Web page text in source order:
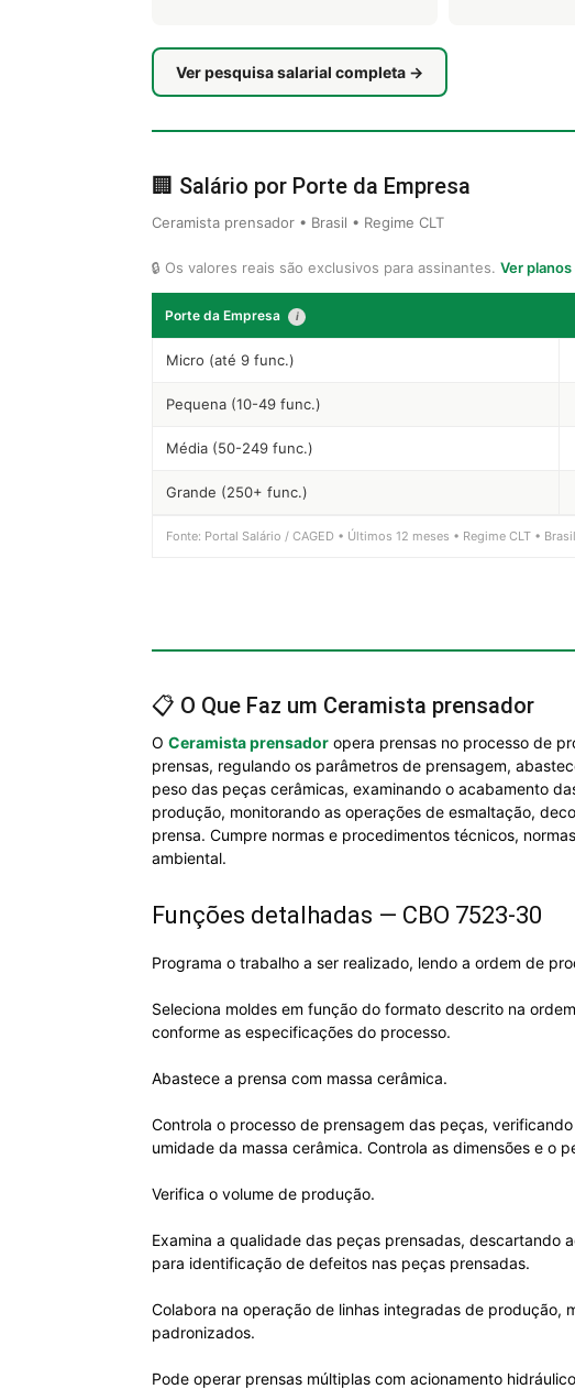
Ver pesquisa salarial completa →
🏢 Salário por Porte da Empresa
Ceramista prensador • Brasil • Regime CLT
🔒 Os valores reais são exclusivos para assinantes. Ver
Porte da Empresa i
Micro (até 9 func.)
Pequena (10-49 func.)
Média (50-249 func.)
Grande (250+ func.)
Fonte: Portal Salário / CAGED • Últimos 12 meses • Regime CLT • Brasil
📋 O Que Faz um Ceramista prensador
O Ceramista prensador opera prensas no processo de
prensas, regulando os parâmetros de prensagem,
peso das peças cerâmicas, examinando o acabamento
produção, monitorando as operações de esmaltação,
prensa. Cumpre normas e procedimentos técnicos,
ambiental.
Funções detalhadas — CBO 7523-30
Programa o trabalho a ser realizado, lendo a ordem de
Seleciona moldes em função do formato descrito na
conforme as especificações do processo.
Abastece a prensa com massa cerâmica.
Controla o processo de prensagem das peças,
umidade da massa cerâmica. Controla as dimensões e o
Verifica o volume de produção.
Examina a qualidade das peças prensadas, descartando
para identificação de defeitos nas peças prensadas.
Colabora na operação de linhas integradas de produção,
padronizados.
Pode operar prensas múltiplas com acionamento